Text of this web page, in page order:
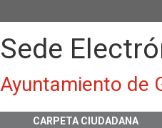
Sede
Ayuntamiento de
CARPETA CIUDADANA